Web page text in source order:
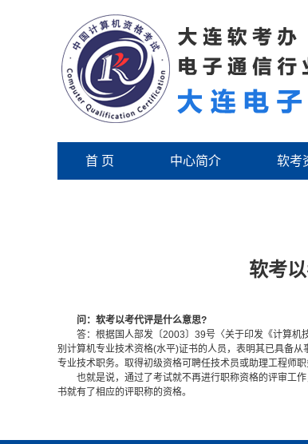
首 页 中心简介 软考
软考
问：软考以考代评是什么意思?
答：根据国人部发〔2003〕39号〈关于印发《计算机
别计算机专业技术资格(水平)证书的人员，表明其已具备
专业技术职务。取得初级资格可聘任技术员或助理工程师
也就是说，通过了考试就不再进行职称资格的评审工
书就有了相应的评职称的资格。